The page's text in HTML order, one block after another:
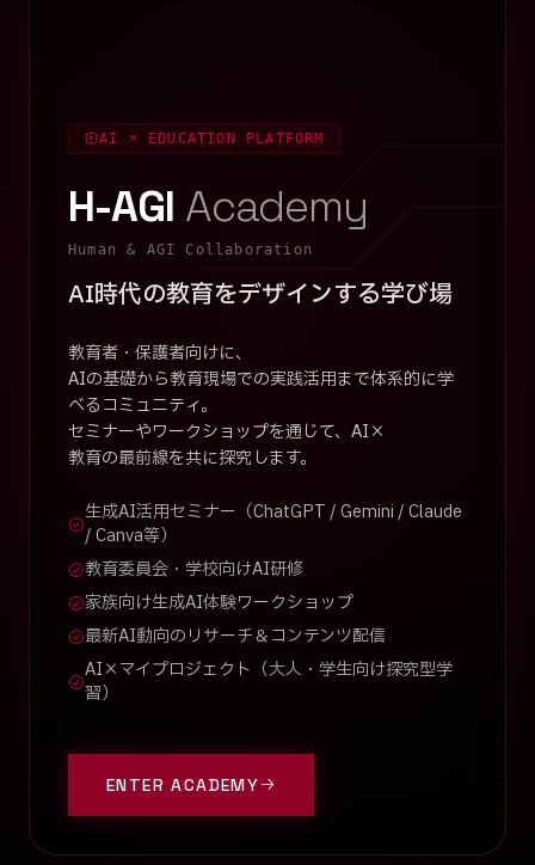
AI × EDUCATION PLATFORM
H-AGI Academy
Human & AGI Collaboration
AI時代の教育をデザインする学び場
教育者・保護者向けに、
AIの基礎から教育現場での実践活用まで体系的に学
べるコミュニティ。
セミナーやワークショップを通じて、AI×
教育の最前線を共に探究します。
生成AI活用セミナー（ChatGPT / Gemini / Claude
/ Canva等）
教育委員会・学校向けAI研修
家族向け生成AI体験ワークショップ
最新AI動向のリサーチ＆コンテンツ配信
AI×マイプロジェクト（大人・学生向け探究型学
習）
ENTER ACADEMY